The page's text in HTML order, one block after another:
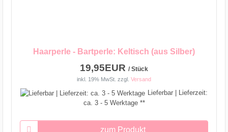
Haarperle - Bartperle: Keltisch (aus Silber)
19,95EUR / Stück
inkl. 19% MwSt. zzgl. Versand
Lieferbar | Lieferzeit:
ca. 3 - 5 Werktage **
zum Produkt